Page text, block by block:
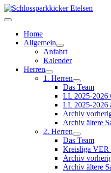
Home
Allgemein
Anfahrt
Kalender
Herren
1. Herren
Das Team
LL 2025-2026
LL 2025-
Archiv
Archiv ältere
2. Herren
Das Team
Kreisliga
Archiv
Archiv ältere